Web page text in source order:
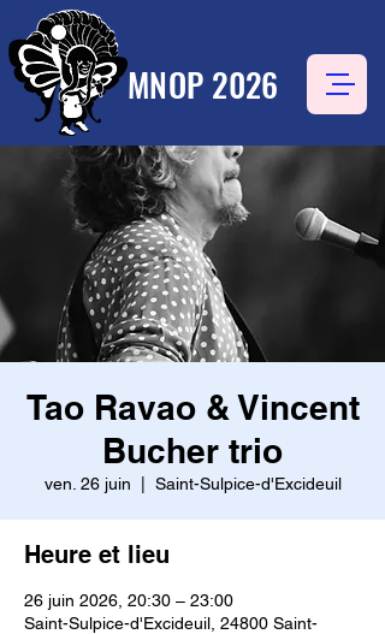
MNOP 2026
Tao Ravao & Vincent
Bucher trio
ven. 26 juin Saint-Sulpice-d'Excideuil
Heure et lieu
26 juin 2026, 20:30 – 23:00
Saint-Sulpice-d'Excideuil, 24800 Saint-